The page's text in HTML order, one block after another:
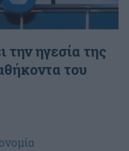
την ηγεσία της
του